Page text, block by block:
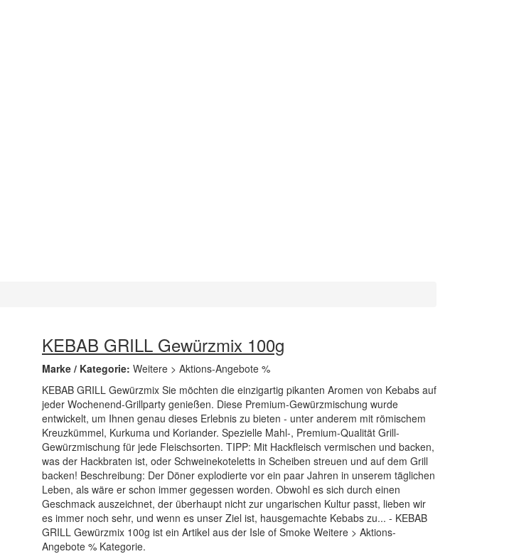
KEBAB GRILL Gewürzmix 100g
Marke / Kategorie: Weitere > Aktions-Angebote %
KEBAB GRILL Gewürzmix Sie möchten die einzigartig pikanten Aromen von Kebabs auf
jeder Wochenend-Grillparty genießen. Diese Premium-Gewürzmischung wurde
entwickelt, um Ihnen genau dieses Erlebnis zu bieten - unter anderem mit römischem
Kreuzkümmel, Kurkuma und Koriander. Spezielle Mahl-, Premium-Qualität Grill-
Gewürzmischung für jede Fleischsorten. TIPP: Mit Hackfleisch vermischen und backen,
was der Hackbraten ist, oder Schweinekoteletts in Scheiben streuen und auf dem Grill
backen! Beschreibung: Der Döner explodierte vor ein paar Jahren in unserem täglichen
Leben, als wäre er schon immer gegessen worden. Obwohl es sich durch einen
Geschmack auszeichnet, der überhaupt nicht zur ungarischen Kultur passt, lieben wir
es immer noch sehr, und wenn es unser Ziel ist, hausgemachte Kebabs zu... - KEBAB
GRILL Gewürzmix 100g ist ein Artikel aus der Isle of Smoke Weitere > Aktions-
Angebote % Kategorie.